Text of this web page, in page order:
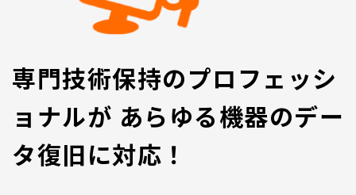
専門技術保持のプロフェッシ
ョナルが あらゆる機器のデー
タ復旧に対応！